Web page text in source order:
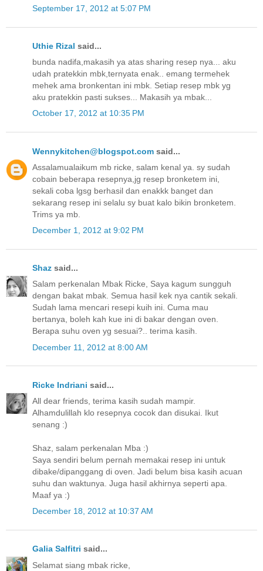
September 17, 2012 at 5:07 PM
Uthie Rizal said...
bunda nadifa,makasih ya atas sharing resep nya... aku
udah pratekkin mbk,ternyata enak.. emang termehek
mehek ama bronkentan ini mbk. Setiap resep mbk yg
aku pratekkin pasti sukses... Makasih ya mbak...
October 17, 2012 at 10:35 PM
Wennykitchen@blogspot.com said...
Assalamualaikum mb ricke, salam kenal ya. sy sudah
cobain beberapa resepnya,jg resep bronketem ini,
sekali coba lgsg berhasil dan enakkk banget dan
sekarang resep ini selalu sy buat kalo bikin bronketem.
Trims ya mb.
December 1, 2012 at 9:02 PM
Shaz said...
Salam perkenalan Mbak Ricke, Saya kagum sungguh
dengan bakat mbak. Semua hasil kek nya cantik sekali.
Sudah lama mencari resepi kuih ini. Cuma mau
bertanya, boleh kah kue ini di bakar dengan oven.
Berapa suhu oven yg sesuai?.. terima kasih.
December 11, 2012 at 8:00 AM
Ricke Indriani said...
All dear friends, terima kasih sudah mampir.
Alhamdulillah klo resepnya cocok dan disukai. Ikut
senang :)
Shaz, salam perkenalan Mba :)
Saya sendiri belum pernah memakai resep ini untuk
dibake/dipanggang di oven. Jadi belum bisa kasih acuan
suhu dan waktunya. Juga hasil akhirnya seperti apa.
Maaf ya :)
December 18, 2012 at 10:37 AM
Galia Salfitri said...
Selamat siang mbak ricke,